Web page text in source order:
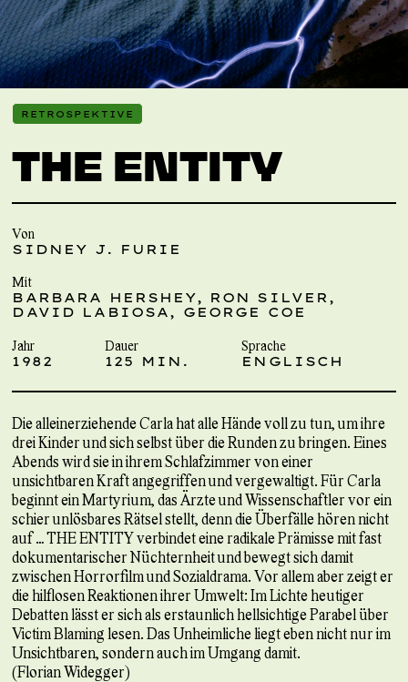
RETROSPEKTIVE
THE ENTITY
Von
SIDNEY J. FURIE
Mit
BARBARA HERSHEY, RON SILVER,
DAVID LABIOSA, GEORGE COE
Jahr
1982
Dauer
125 MIN.
Sprache
ENGLISCH
Die alleinerziehende Carla hat alle Hände voll zu tun, um ihre
drei Kinder und sich selbst über die Runden zu bringen. Eines
Abends wird sie in ihrem Schlafzimmer von einer
unsichtbaren Kraft angegriffen und vergewaltigt. Für Carla
beginnt ein Martyrium, das Ärzte und Wissenschaftler vor ein
schier unlösbares Rätsel stellt, denn die Überfälle hören nicht
auf … THE ENTITY verbindet eine radikale Prämisse mit fast
dokumentarischer Nüchternheit und bewegt sich damit
zwischen Horrorfilm und Sozialdrama. Vor allem aber zeigt er
die hilflosen Reaktionen ihrer Umwelt: Im Lichte heutiger
Debatten lässt er sich als erstaunlich hellsichtige Parabel über
Victim Blaming lesen. Das Unheimliche liegt eben nicht nur im
Unsichtbaren, sondern auch im Umgang damit.
(Florian Widegger)